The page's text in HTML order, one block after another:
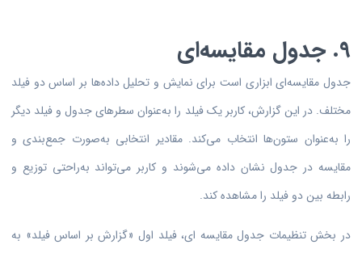
9. جدول مقایسه‌ای
جدول مقایسه‌ای ابزاری است برای نمایش و تحلیل داده‌ها بر اساس دو فیلد
مختلف. در این گزارش، کاربر یک فیلد را به‌عنوان سطرهای جدول و فیلد دیگر
را به‌عنوان ستون‌ها انتخاب می‌کند. مقادیر انتخابی به‌صورت جمع‌بندی و
مقایسه در جدول نشان داده می‌شوند و کاربر می‌تواند به‌راحتی توزیع و
رابطه بین دو فیلد را مشاهده کند.
در بخش تنظیمات جدول مقایسه ای، فیلد اول «گزارش بر اساس فیلد» به